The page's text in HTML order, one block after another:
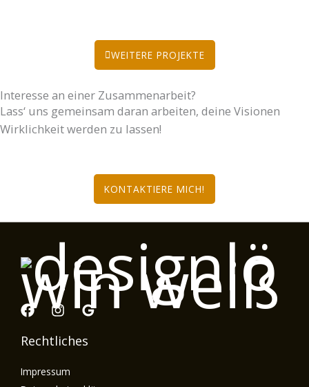
WEITERE PROJEKTE
Interesse an einer Zusammenarbeit?
Lass‘ uns gemeinsam daran arbeiten, deine Visionen
Wirklichkeit werden zu lassen!
KONTAKTIERE MICH!
Rechtliches
Impressum